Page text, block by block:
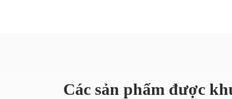
Các sản phẩm được